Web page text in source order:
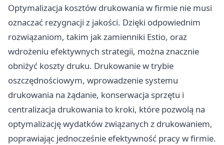
Optymalizacja kosztów drukowania w firmie nie musi
oznaczać rezygnacji z jakości. Dzięki odpowiednim
rozwiązaniom, takim jak zamienniki Estio, oraz
wdrożeniu efektywnych strategii, można znacznie
obniżyć koszty druku. Drukowanie w trybie
oszczędnościowym, wprowadzenie systemu
drukowania na żądanie, konserwacja sprzętu i
centralizacja drukowania to kroki, które pozwolą na
optymalizację wydatków związanych z drukowaniem,
poprawiając jednocześnie efektywność pracy w firmie.